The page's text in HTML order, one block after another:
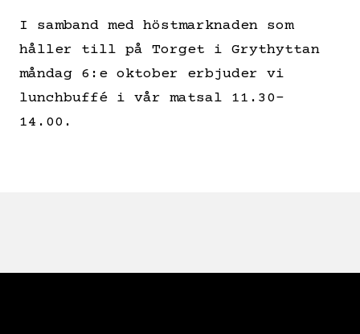
I samband med höstmarknaden som
håller till på Torget i Grythyttan
måndag 6:e oktober erbjuder vi
lunchbuffé i vår matsal 11.30-
14.00.